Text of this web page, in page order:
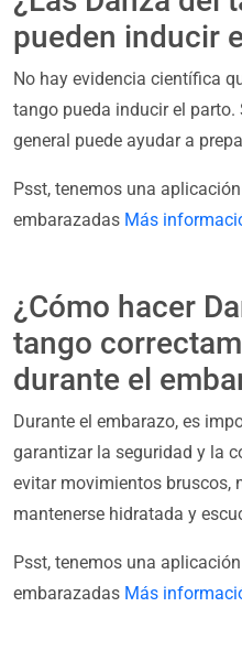
pueden inducir
No hay evidencia científica
tango pueda inducir el parto.
general puede ayudar a
Psst, tenemos una
embarazadas Más
¿Cómo hacer
tango
durante el
Durante el embarazo, es
garantizar la seguridad y la
evitar movimientos bruscos,
mantenerse hidratada y
Psst, tenemos una
embarazadas Más